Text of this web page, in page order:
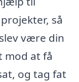
så
være din
mod at få
og tag fat